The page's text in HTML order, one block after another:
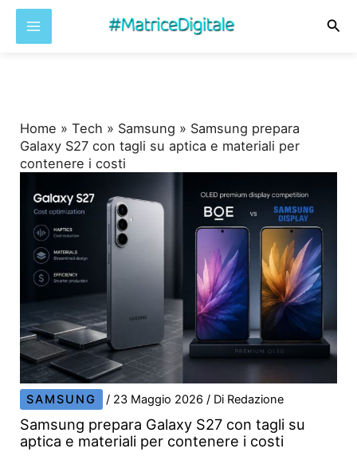
Home »Tech » Samsung » Samsung prepara
Galaxy S27 con tagli su aptica e materiali per
contenere i costi
SAMSUNG / 23 Maggio 2026/ Di Redazione
Samsung prepara Galaxy S27 con tagli su
aptica e materiali per contenere i costi